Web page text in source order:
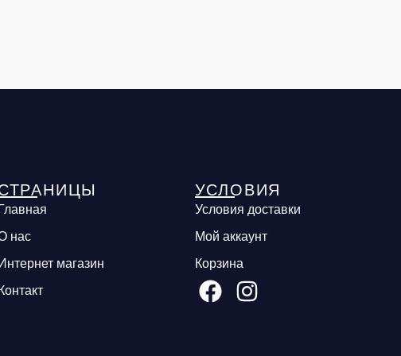
нас
магазин
УСЛОВИЯ
Условия доставки
Мой аккаунт
Корзина